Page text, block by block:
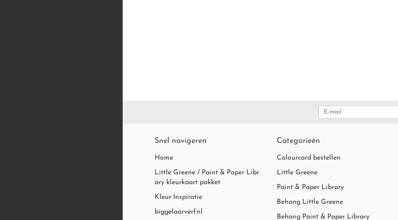
Snel navigeren
Home
Little Greene / Paint & Paper Libr
ary kleurkaart pakket
Kleur Inspiratie
biggelaarverf.nl
Categorieën
Colourcard bestellen
Little Greene
Paint & Paper Library
Behang Little Greene
Behang Paint & Paper Library